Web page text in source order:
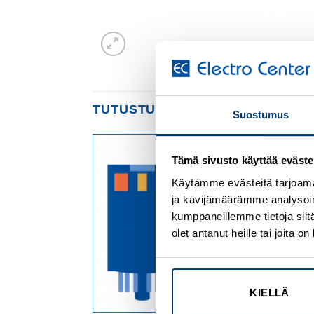
Suostumus
Tämä sivusto käyttää
Käytämme evästeitä
ja kävijämäärämme
kumppaneillemme tietoja
olet antanut heille tai joita
KIELLÄ
TUTUSTU MYÖS
wishlist